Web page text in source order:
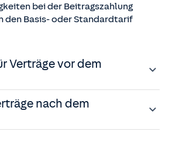
bei der Beitragszahlung
den Basis- oder Standardtarif
Verträge vor dem
Ihnen offen, wenn Sie bereits
private Krankenversicherung
Der Standardtarif wurde
nach dem